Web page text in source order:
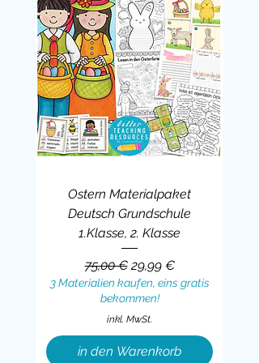
Ostern Materialpaket
Deutsch Grundschule
1.Klasse, 2. Klasse
Standardpreis
75,00 € Sale-Preis
29,99 €
3 Materialien kaufen, eins gratis
bekommen!
inkl. MwSt.
in den Warenkorb